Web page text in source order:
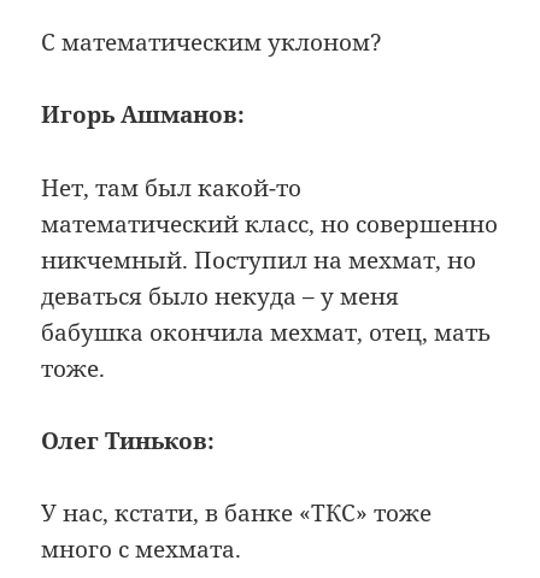
С математическим уклоном?
Игорь Ашманов:
Нет, там был какой-то
математический класс, но совершенно
никчемный. Поступил на мехмат, но
деваться было некуда – у меня
бабушка окончила мехмат, отец, мать
тоже.
Олег Тиньков:
У нас, кстати, в банке «ТКС» тоже
много с мехмата.